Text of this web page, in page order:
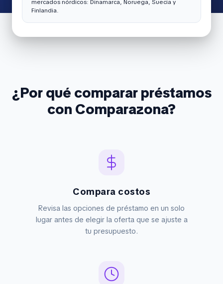
mercados nórdicos: Dinamarca, Noruega, Suecia y
Finlandia.
¿Por qué comparar préstamos
con Comparazona?
Compara costos
Revisa las opciones de préstamo en un solo
lugar antes de elegir la oferta que se ajuste a
tu presupuesto.